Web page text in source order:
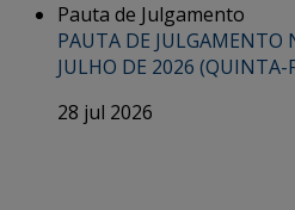
Pauta de Julgamento
PAUTA DE JULGAMENTO
JULHO DE 2026 (QUINTA-
28 jul 2026